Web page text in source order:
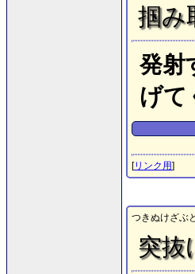
掴み
発射
げて
[リンク用]
つきぬけざぶ
突抜